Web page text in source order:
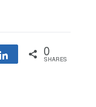
Share 0
SHARES